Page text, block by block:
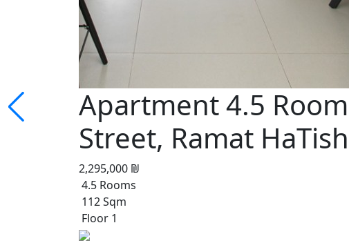
Apartment 4.5
Street, Ramat
2,295,000 ₪
4.5 Rooms
112 Sqm
Floor 1